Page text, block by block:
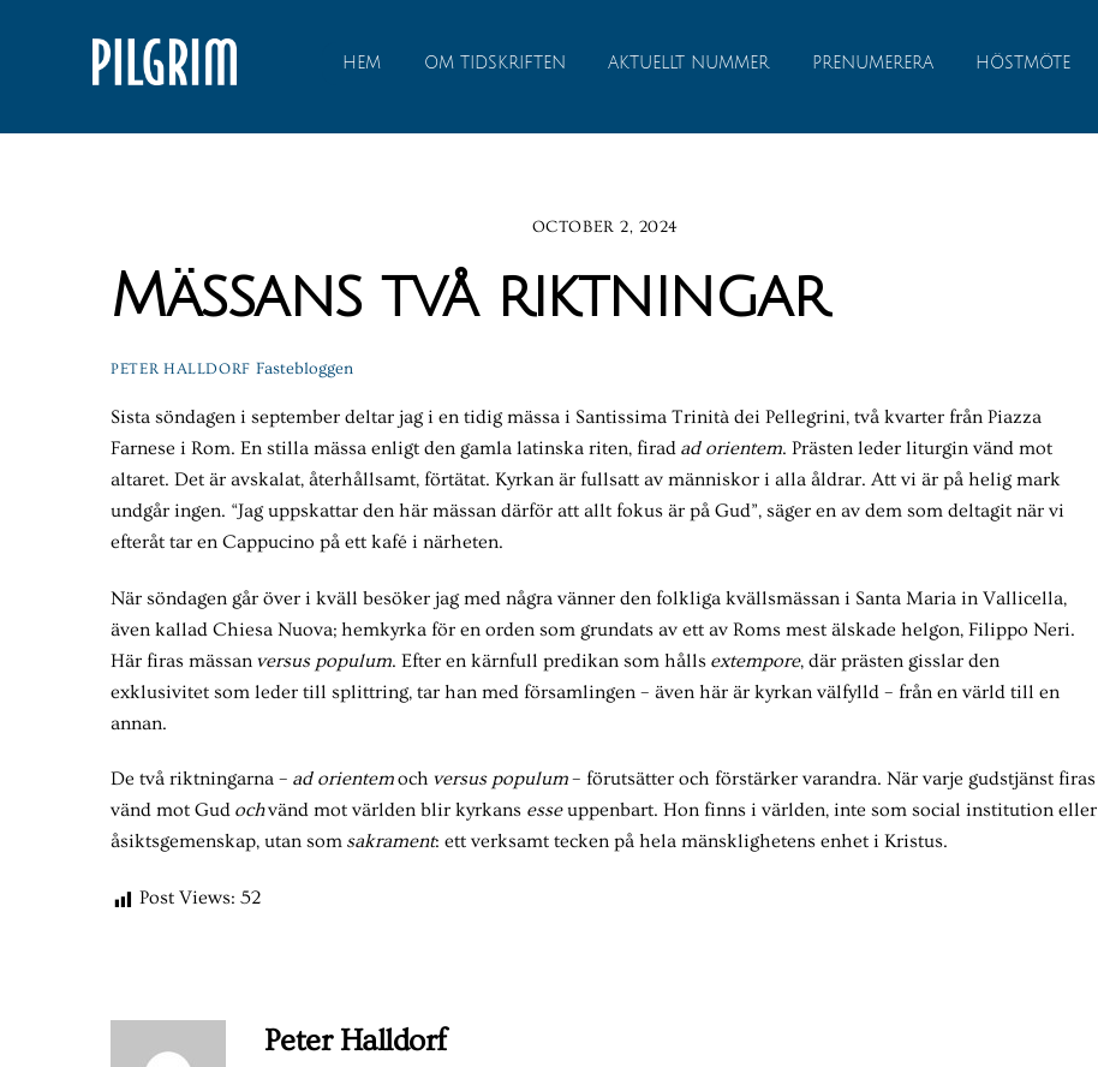
HEM OM TIDSKRIFTEN AKTUELLT NUMMER PRENUMERERA HÖSTMÖTE
OCTOBER 2, 2024
Mässans två riktningar
PETER HALLDORF Fastebloggen
Sista söndagen i september deltar jag i en tidig mässa i Santissima Trinità dei Pellegrini, två kvarter från Piazza
Farnese i Rom. En stilla mässa enligt den gamla latinska riten, firad ad orientem. Prästen leder liturgin vänd mot
altaret. Det är avskalat, återhållsamt, förtätat. Kyrkan är fullsatt av människor i alla åldrar. Att vi är på helig mark
undgår ingen. “Jag uppskattar den här mässan därför att allt fokus är på Gud”, säger en av dem som deltagit när vi
efteråt tar en Cappucino på ett kafé i närheten.
När söndagen går över i kväll besöker jag med några vänner den folkliga kvällsmässan i Santa Maria in Vallicella,
även kallad Chiesa Nuova; hemkyrka för en orden som grundats av ett av Roms mest älskade helgon, Filippo Neri.
Här firas mässan versus populum. Efter en kärnfull predikan som hålls extempore, där prästen gisslar den
exklusivitet som leder till splittring, tar han med församlingen – även här är kyrkan välfylld – från en värld till en
annan.
De två riktningarna – ad orientemoch versus populum– förutsätter och förstärker varandra. När varje gudstjänst firas
vänd mot Gud ochvänd mot världen blir kyrkans esseuppenbart. Hon finns i världen, inte som social institution eller
åsiktsgemenskap, utan som sakrament: ett verksamt tecken på hela mänsklighetens enhet i Kristus.
Post Views: 52
Peter Halldorf